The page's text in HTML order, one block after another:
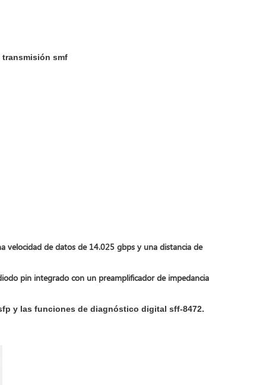
transmisión smf
de datos de 14.025 gbps y una distancia de
pin integrado con un preamplificador de impedancia
y las funciones de diagnóstico digital sff-8472.